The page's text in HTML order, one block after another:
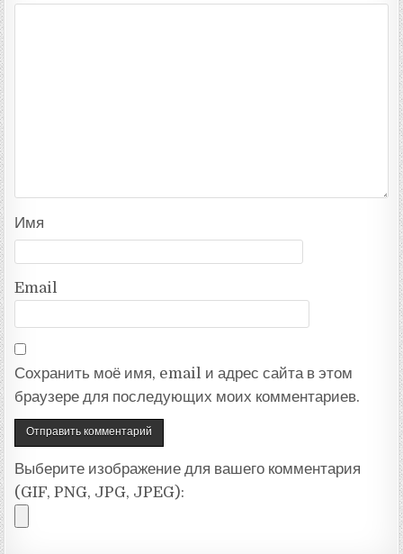
Имя
Email
Сохранить моё имя, email и адрес сайта в этом
браузере для последующих моих комментариев.
Выберите изображение для вашего комментария
(GIF, PNG, JPG, JPEG):